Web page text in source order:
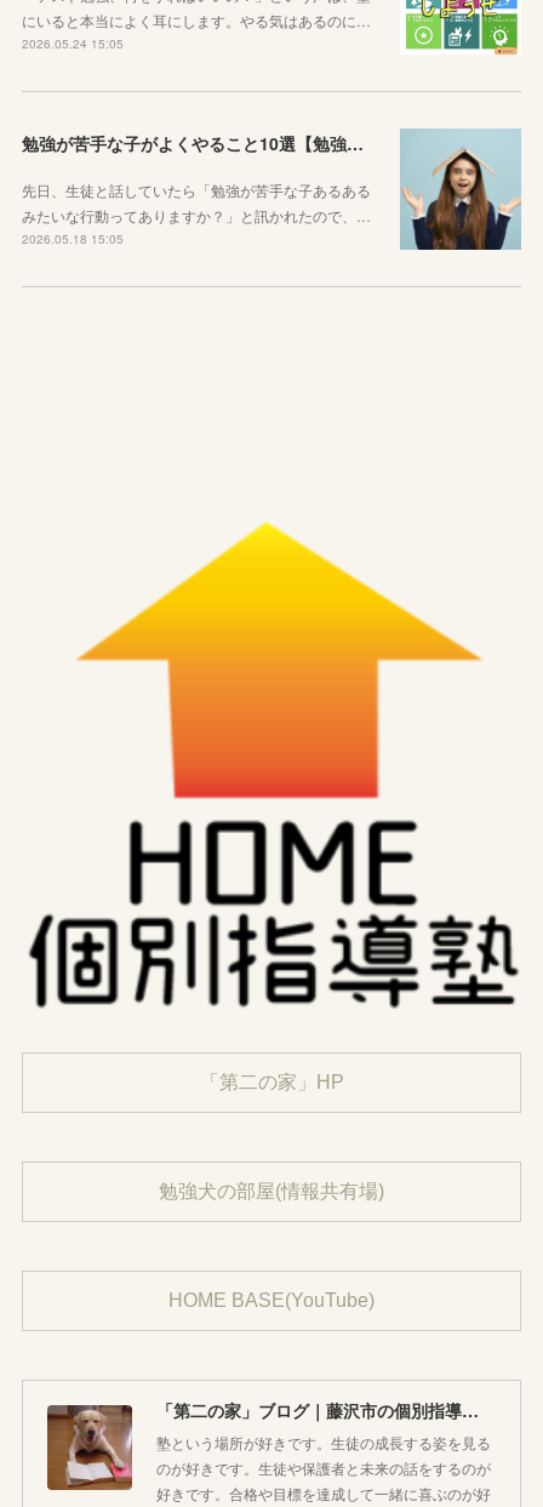
にいると本当によく耳にします。やる気はあるのに…
2026.05.24 15:05
勉強が苦手な子がよくやること10選【勉強苦手あるある】
先日、生徒と話していたら「勉強が苦手な子あるある
みたいな行動ってありますか？」と訊かれたので、…
2026.05.18 15:05
「第二の家」HP
勉強犬の部屋(情報共有場)
HOME BASE(YouTube)
「第二の家」ブログ｜藤沢市の個別指導塾のお話
塾という場所が好きです。生徒の成長する姿を見る
のが好きです。生徒や保護者と未来の話をするのが
好きです。合格や目標を達成して一緒に喜ぶのが好